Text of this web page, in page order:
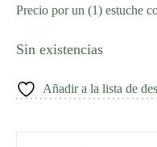
Precio por un (1) estuche
Sin existencias
Añadir a la lista de